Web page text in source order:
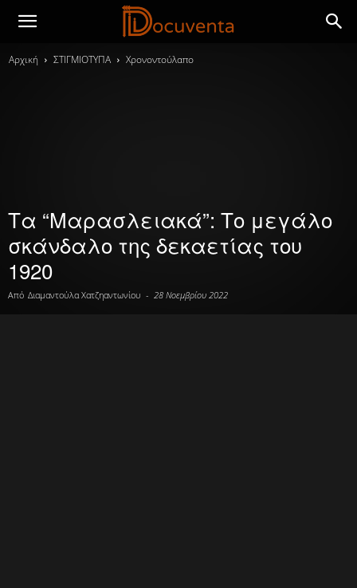
Αρχική ΣΤΙΓΜΙΟΤΥΠΑ Χρονοντούλαπο
Τα “Μαρασλειακά”: Το μεγάλο
σκάνδαλο της δεκαετίας του
1920
Από Διαμαντούλα Χατζηαντωνίου - 28 Νοεμβρίου 2022